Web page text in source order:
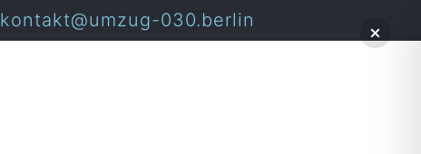
kontakt@umzug-030.berlin